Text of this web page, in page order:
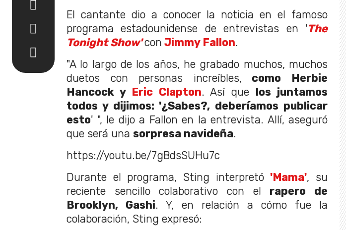
El cantante dio a conocer la noticia en el famoso
programa estadounidense de entrevistas en 'The
Tonight Show' con Jimmy Fallon.
"A lo largo de los años, he grabado muchos, muchos
duetos con personas increíbles, como Herbie
Hancock y Eric Clapton. Así que los juntamos
todos y dijimos: '¿Sabes?, deberíamos publicar
esto' ", le dijo a Fallon en la entrevista. Allí, aseguró
que será una sorpresa navideña.
https://youtu.be/7gBdsSUHu7c
Durante el programa, Sting interpretó'Mama', su
reciente sencillo colaborativo con el rapero de
Brooklyn, Gashi. Y, en relación a cómo fue la
colaboración, Sting expresó: